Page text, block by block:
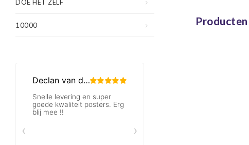
DOE HET ZELF
10000